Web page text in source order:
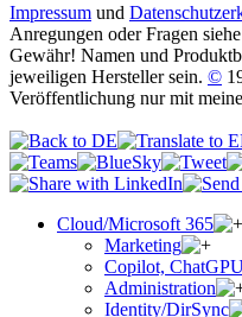
Impressum und
Anregungen oder Fragen
Gewähr! Namen und
jeweiligen Hersteller sein. ©
Veröffentlichung nur mit
Cloud/Microsoft 365
Marketing
Copilot,
Administration
Identity/DirSync